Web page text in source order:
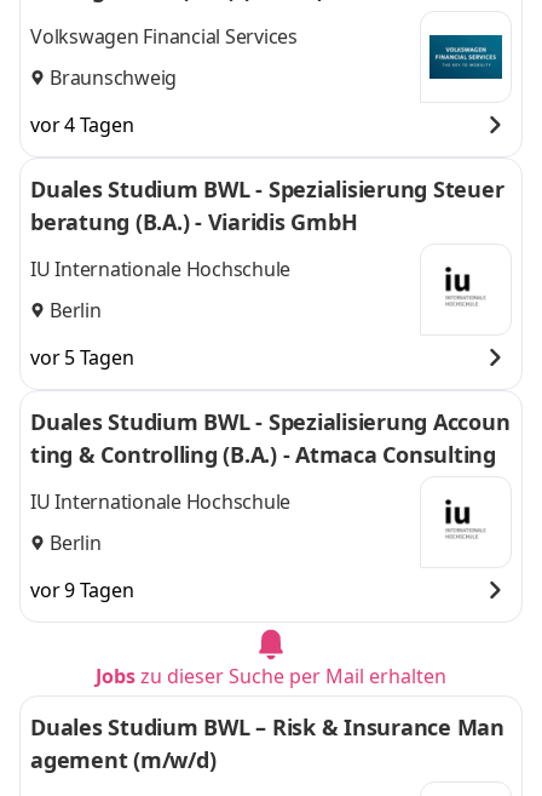
Volkswagen Financial Services
Braunschweig
vor 4 Tagen
Duales Studium BWL - Spezialisierung Steuer
beratung (B.A.) - Viaridis GmbH
IU Internationale Hochschule
Berlin
vor 5 Tagen
Duales Studium BWL - Spezialisierung Accoun
ting & Controlling (B.A.) - Atmaca Consulting
IU Internationale Hochschule
Berlin
vor 9 Tagen
Jobszu dieser Suche per Mail erhalten
Duales Studium BWL – Risk & Insurance Man
agement (m/w/d)